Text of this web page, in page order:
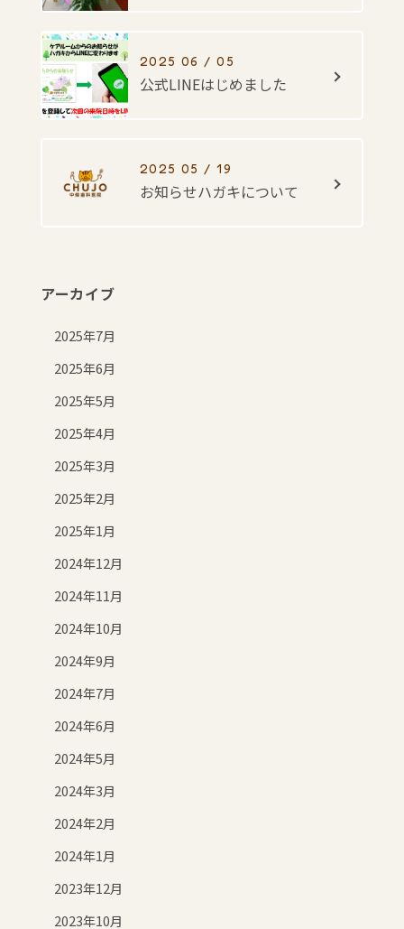
2025 06 / 05
公式LINEはじめました
2025 05 / 19
お知らせハガキについて
アーカイブ
2025年7月
2025年6月
2025年5月
2025年4月
2025年3月
2025年2月
2025年1月
2024年12月
2024年11月
2024年10月
2024年9月
2024年7月
2024年6月
2024年5月
2024年3月
2024年2月
2024年1月
2023年12月
2023年10月